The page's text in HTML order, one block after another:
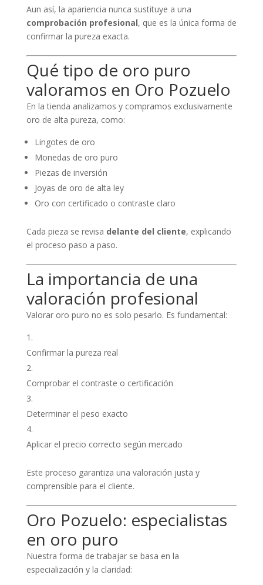
Aun así, la apariencia nunca sustituye a una
comprobación profesional, que es la única forma de
confirmar la pureza exacta.
Qué tipo de oro puro
valoramos en Oro Pozuelo
En la tienda analizamos y compramos exclusivamente
oro de alta pureza, como:
Lingotes de oro
Monedas de oro puro
Piezas de inversión
Joyas de oro de alta ley
Oro con certificado o contraste claro
Cada pieza se revisa delante del cliente, explicando
el proceso paso a paso.
La importancia de una
valoración profesional
Valorar oro puro no es solo pesarlo. Es fundamental:
Confirmar la pureza real
Comprobar el contraste o certificación
Determinar el peso exacto
Aplicar el precio correcto según mercado
Este proceso garantiza una valoración justa y
comprensible para el cliente.
Oro Pozuelo: especialistas
en oro puro
Nuestra forma de trabajar se basa en la
especialización y la claridad: